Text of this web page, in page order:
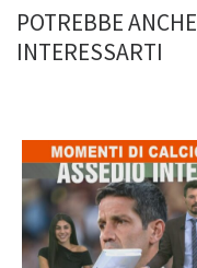
POTREBBE ANCHE
INTERESSARTI